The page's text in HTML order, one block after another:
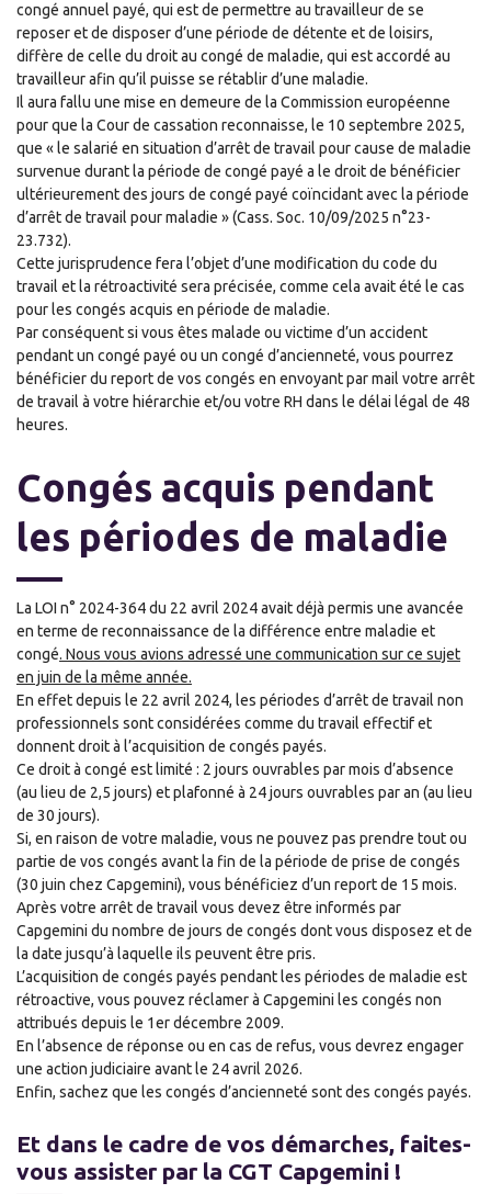
congé annuel payé, qui est de permettre au travailleur de se
reposer et de disposer d’une période de détente et de loisirs,
diffère de celle du droit au congé de maladie, qui est accordé au
travailleur afin qu’il puisse se rétablir d’une maladie.
Il aura fallu une mise en demeure de la Commission européenne
pour que la Cour de cassation reconnaisse, le 10 septembre 2025,
que « le salarié en situation d’arrêt de travail pour cause de maladie
survenue durant la période de congé payé a le droit de bénéficier
ultérieurement des jours de congé payé coïncidant avec la période
d’arrêt de travail pour maladie » (Cass. Soc. 10/09/2025 n°23-
23.732).
Cette jurisprudence fera l’objet d’une modification du code du
travail et la rétroactivité sera précisée, comme cela avait été le cas
pour les congés acquis en période de maladie.
Par conséquent si vous êtes malade ou victime d’un accident
pendant un congé payé ou un congé d’ancienneté, vous pourrez
bénéficier du report de vos congés en envoyant par mail votre arrêt
de travail à votre hiérarchie et/ou votre RH dans le délai légal de 48
heures.
Congés acquis pendant
les périodes de maladie
La LOI n° 2024-364 du 22 avril 2024 avait déjà permis une avancée
en terme de reconnaissance de la différence entre maladie et
congé. Nous vous avions adressé une communication sur ce sujet
en juin de la même année.
En effet depuis le 22 avril 2024, les périodes d’arrêt de travail non
professionnels sont considérées comme du travail effectif et
donnent droit à l’acquisition de congés payés.
Ce droit à congé est limité : 2 jours ouvrables par mois d’absence
(au lieu de 2,5 jours) et plafonné à 24 jours ouvrables par an (au lieu
de 30 jours).
Si, en raison de votre maladie, vous ne pouvez pas prendre tout ou
partie de vos congés avant la fin de la période de prise de congés
(30 juin chez Capgemini), vous bénéficiez d’un report de 15 mois.
Après votre arrêt de travail vous devez être informés par
Capgemini du nombre de jours de congés dont vous disposez et de
la date jusqu’à laquelle ils peuvent être pris.
L’acquisition de congés payés pendant les périodes de maladie est
rétroactive, vous pouvez réclamer à Capgemini les congés non
attribués depuis le 1er décembre 2009.
En l’absence de réponse ou en cas de refus, vous devrez engager
une action judiciaire avant le 24 avril 2026.
Enfin, sachez que les congés d’ancienneté sont des congés payés.
Et dans le cadre de vos démarches, faites-
vous assister par la CGT Capgemini !